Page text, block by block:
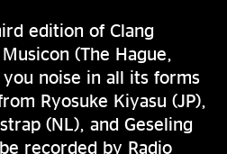
edition of Clang
(The Hague,
you noise in all its forms
Ryosuke Kiyasu (JP),
(NL), and Geseling
recorded by Radio